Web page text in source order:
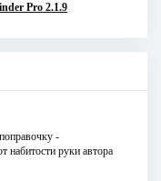
Pro 2.1.9
-
набитости руки автора